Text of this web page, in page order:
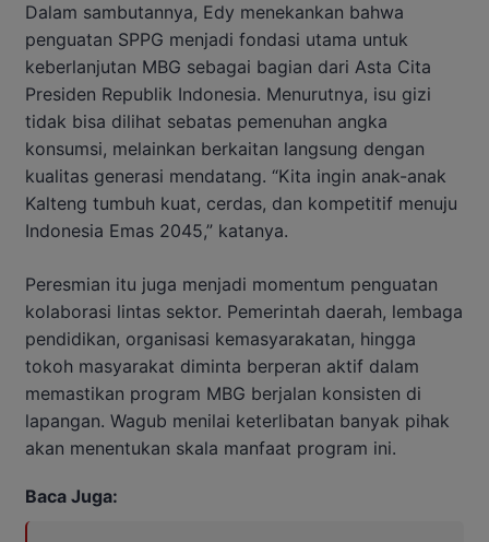
Dalam sambutannya, Edy menekankan bahwa
penguatan SPPG menjadi fondasi utama untuk
keberlanjutan MBG sebagai bagian dari Asta Cita
Presiden Republik Indonesia. Menurutnya, isu gizi
tidak bisa dilihat sebatas pemenuhan angka
konsumsi, melainkan berkaitan langsung dengan
kualitas generasi mendatang. “Kita ingin anak-anak
Kalteng tumbuh kuat, cerdas, dan kompetitif menuju
Indonesia Emas 2045,” katanya.
Peresmian itu juga menjadi momentum penguatan
kolaborasi lintas sektor. Pemerintah daerah, lembaga
pendidikan, organisasi kemasyarakatan, hingga
tokoh masyarakat diminta berperan aktif dalam
memastikan program MBG berjalan konsisten di
lapangan. Wagub menilai keterlibatan banyak pihak
akan menentukan skala manfaat program ini.
Baca Juga: